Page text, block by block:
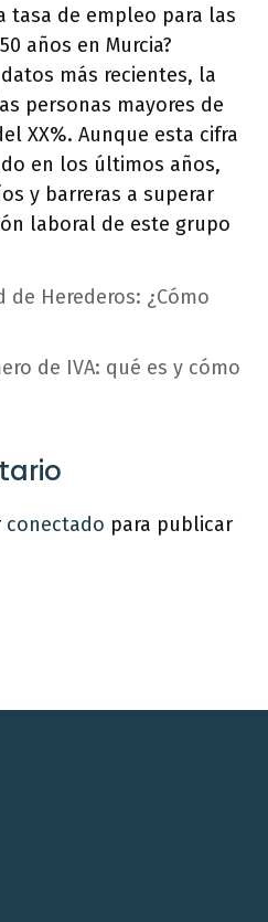
tasa de empleo para las
años en Murcia?
más recientes, la
personas mayores de
XX%. Aunque esta cifra
en los últimos años,
y barreras a superar
laboral de este grupo
Herederos: ¿Cómo
de IVA: qué es y cómo
conectado para publicar